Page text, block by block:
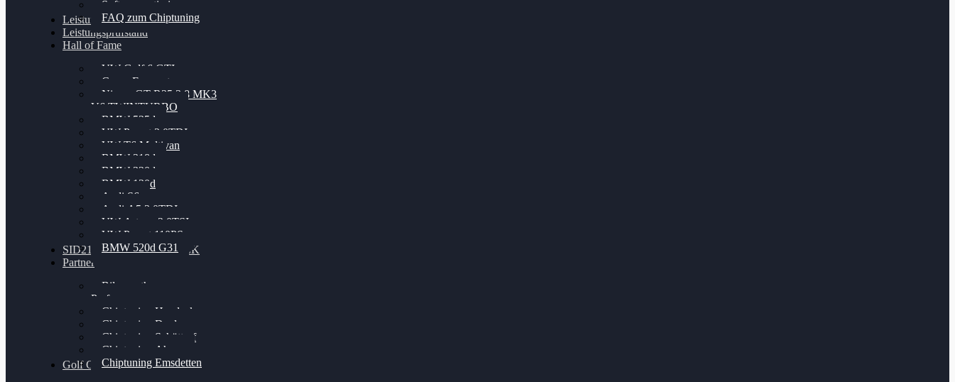
Softwareoptimierung
FAQ zum Chiptuning
Leistungsmessung
Leistungsprüfstand
Hall of Fame
VW Golf 6 GTI
Cupra Formentor
Nissan GT-R35 3.8 MK3
V6 TWINTURBO
BMW 525d
VW Passat 2.0TDI
VW T6 Multivan
BMW 318d
BMW 320d
BMW 120d
Audi S6
Audi A5 3.0TDI
VW Arteon 2.0TSI
VW Passat 110PS
BMW 520d G31
SID212 / 212EVO UNLOCK
Partner
Bilgenroth
Performance
Chiptuning Herzlacke
Chiptuning Duelmen
Chiptuning Schüttorf
Chiptuning Ahaus
Chiptuning Emsdetten
Golf Gewinnspiel